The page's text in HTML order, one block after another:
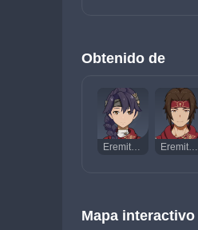
Obtenido de
Eremita Hachera Eremita Ballestero
Mapa interactivo